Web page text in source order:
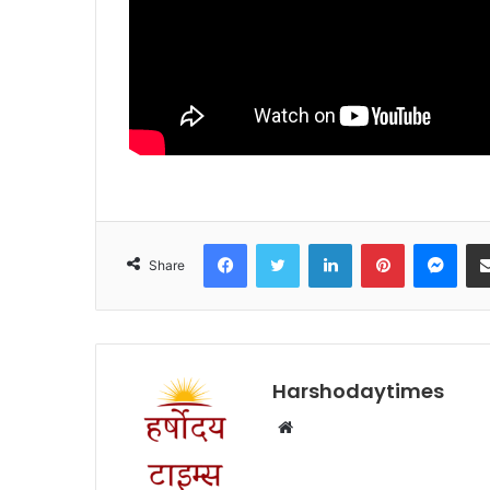
Share
FacebookTwitter LinkedInPinterest
Harshodaytimes
Website